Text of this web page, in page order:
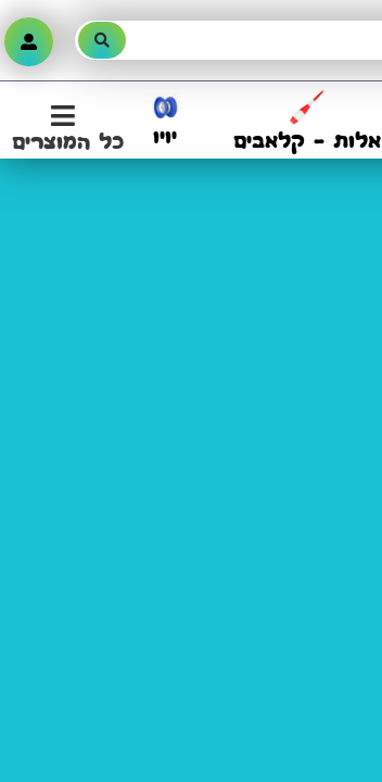
אלות – קלאבים יויו כל המוצרים